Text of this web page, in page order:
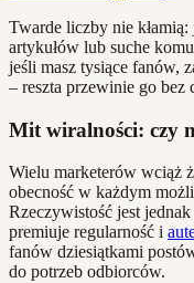
Twarde liczby nie
artykułów lub suche
jeśli masz tysiące fanów,
– reszta przewinie go bez
Mit wiralności: czy
Wielu marketerów wciąż
obecność w każdym
Rzeczywistość jest
premiuje regularność i
fanów dziesiątkami
do potrzeb odbiorców.